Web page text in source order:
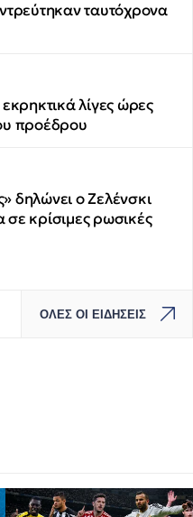
ταυτόχρονα
λίγες ώρες
προέδρου
δηλώνει ο Ζελένσκι
κρίσιμες ρωσικές
ΟΛΕΣ ΟΙ ΕΙΔΗΣΕΙΣ